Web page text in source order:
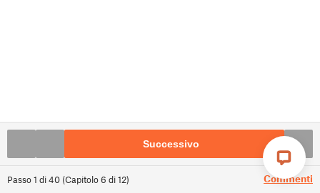
Passo1 di40 (Capitolo6 di12) Commenti
Successivo